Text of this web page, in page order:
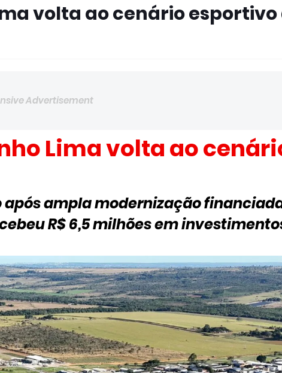
volta ao cenário esportivo
Advertisement
Lima volta ao
ampla modernização
R$ 6,5 milhões em